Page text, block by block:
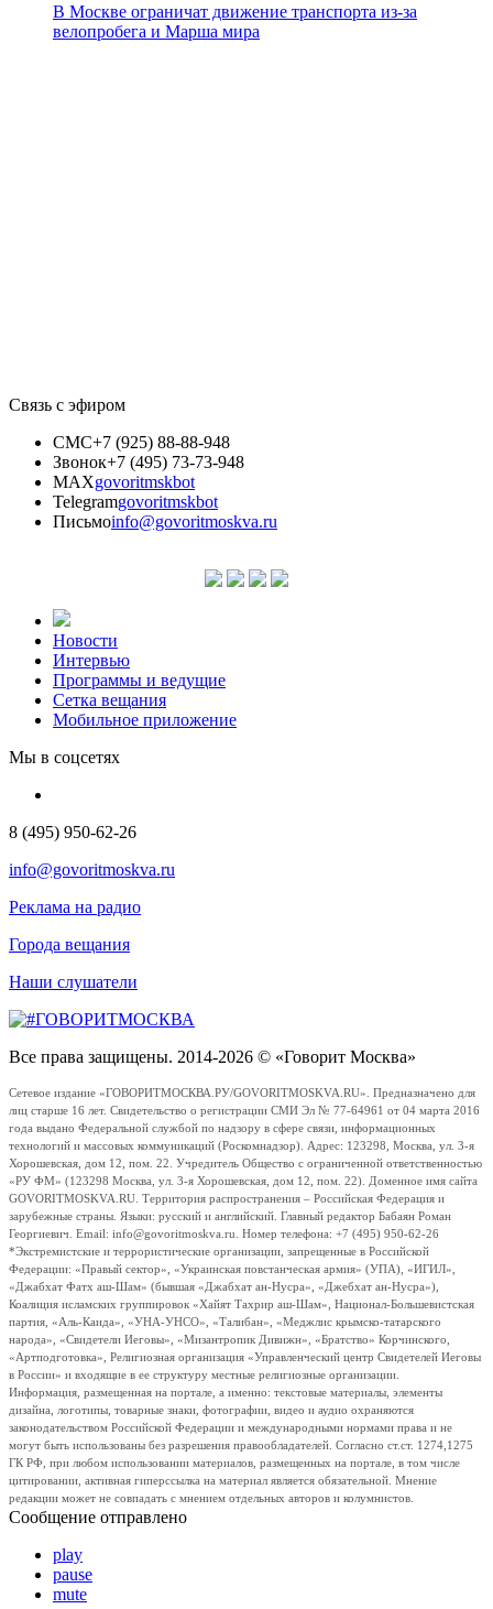
В Москве ограничат движение транспорта из-за
велопробега и Марша мира
Связь с эфиром
СМС+7 (925) 88-88-948
Звонок+7 (495) 73-73-948
MAXgovoritmskbot
Telegramgovoritmskbot
Письмоinfo@govoritmoskva.ru
Новости
Интервью
Программы и ведущие
Сетка вещания
Мобильное приложение
Мы в соцсетях
8 (495) 950-62-26
info@govoritmoskva.ru
Реклама на радио
Города вещания
Наши слушатели
Все права защищены. 2014-2026 © «Говорит Москва»
Сетевое издание «ГОВОРИТМОСКВА.РУ/GOVORITMOSKVA.RU». Предназначено для
лиц старше 16 лет. Свидетельство о регистрации СМИ Эл № 77-64961 от 04 марта 2016
года выдано Федеральной службой по надзору в сфере связи, информационных
технологий и массовых коммуникаций (Роскомнадзор). Адрес: 123298, Москва, ул. 3-я
Хорошевская, дом 12, пом. 22. Учредитель Общество с ограниченной ответственностью
«РУ ФМ» (123298 Москва, ул. 3-я Хорошевская, дом 12, пом. 22). Доменное имя сайта
GOVORITMOSKVA.RU. Территория распространения – Российская Федерация и
зарубежные страны. Языки: русский и английский. Главный редактор Бабаян Роман
Георгиевич. Email: info@govoritmoskva.ru. Номер телефона: +7 (495) 950-62-26
*Экстремистские и террористические организации, запрещенные в Российской
Федерации: «Правый сектор», «Украинская повстанческая армия» (УПА), «ИГИЛ»,
«Джабхат Фатх аш-Шам» (бывшая «Джабхат ан-Нусра», «Джебхат ан-Нусра»),
Коалиция исламских группировок «Хайят Тахрир аш-Шам», Национал-Большевистская
партия, «Аль-Каида», «УНА-УНСО», «Талибан», «Меджлис крымско-татарского
народа», «Свидетели Иеговы», «Мизантропик Дивижн», «Братство» Корчинского,
«Артподготовка», Религиозная организация «Управленческий центр Свидетелей Иеговы
в России» и входящие в ее структуру местные религиозные организации.
Информация, размещенная на портале, а именно: текстовые материалы, элементы
дизайна, логотипы, товарные знаки, фотографии, видео и аудио охраняются
законодательством Российской Федерации и международными нормами права и не
могут быть использованы без разрешения правообладателей. Согласно ст.ст. 1274,1275
ГК РФ, при любом использовании материалов, размещенных на портале, в том числе
цитировании, активная гиперссылка на материал является обязательной. Мнение
редакции может не совпадать с мнением отдельных авторов и колумнистов.
Сообщение отправлено
play
pause
mute